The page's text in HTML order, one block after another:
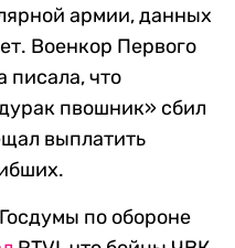
армии, данных
Военкор Первого
писала, что
пвошник» сбил
выплатить
по обороне